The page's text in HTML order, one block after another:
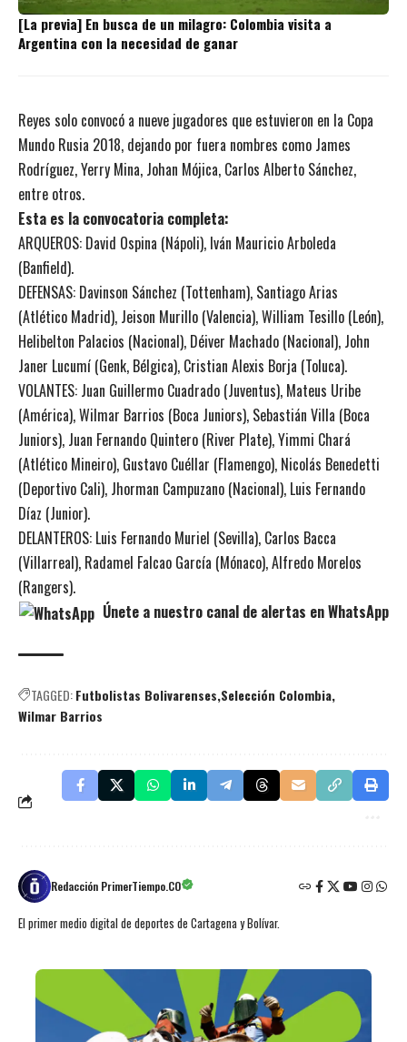
[La previa] En busca de un milagro: Colombia visita a
Argentina con la necesidad de ganar
Reyes solo convocó a nueve jugadores que estuvieron en la Copa
Mundo Rusia 2018, dejando por fuera nombres como James
Rodríguez, Yerry Mina, Johan Mójica, Carlos Alberto Sánchez,
entre otros.
Esta es la convocatoria completa:
ARQUEROS: David Ospina (Nápoli), Iván Mauricio Arboleda
(Banfield).
DEFENSAS: Davinson Sánchez (Tottenham), Santiago Arias
(Atlético Madrid), Jeison Murillo (Valencia), William Tesillo (León),
Helibelton Palacios (Nacional), Déiver Machado (Nacional), John
Janer Lucumí (Genk, Bélgica), Cristian Alexis Borja (Toluca).
VOLANTES: Juan Guillermo Cuadrado (Juventus), Mateus Uribe
(América), Wilmar Barrios (Boca Juniors), Sebastián Villa (Boca
Juniors), Juan Fernando Quintero (River Plate), Yimmi Chará
(Atlético Mineiro), Gustavo Cuéllar (Flamengo), Nicolás Benedetti
(Deportivo Cali), Jhorman Campuzano (Nacional), Luis Fernando
Díaz (Junior).
DELANTEROS: Luis Fernando Muriel (Sevilla), Carlos Bacca
(Villarreal), Radamel Falcao García (Mónaco), Alfredo Morelos
(Rangers).
Únete a nuestro canal de alertas en WhatsApp
TAGGED:Futbolistas Bolivarenses Selección Colombia
Wilmar Barrios
Redacción PrimerTiempo.CO
El primer medio digital de deportes de Cartagena y Bolívar.